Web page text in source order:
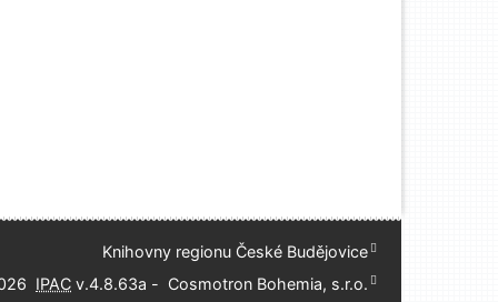
Knihovny regionu České Budějovice
IPAC v.4.8.63a - Cosmotron Bohemia, s.r.o.